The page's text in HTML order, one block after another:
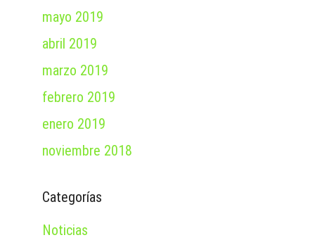
mayo 2019
abril 2019
marzo 2019
febrero 2019
enero 2019
noviembre 2018
Categorías
Noticias